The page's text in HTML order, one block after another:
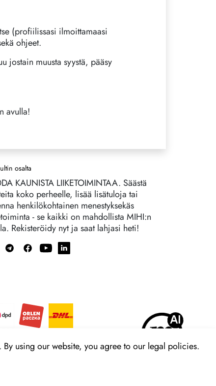
(profiilissasi ilmoittamaasi
ohjeet.
jostain muusta syystä, pääsy
avulla!
osalta
KAUNISTA LIIKETOIMINTAA. Säästä
koko perheelle, lisää lisätuloja tai
henkilökohtainen menestyksekäs
- se kaikki on mahdollista MIHI:n
Rekisteröidy nyt ja saat lahjasi heti!
using our website, you agree to our legal policies.